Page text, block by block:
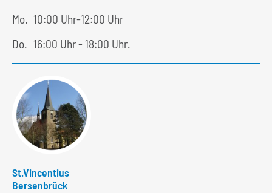
Mo. 10:00 Uhr-12:00 Uhr
Do. 16:00 Uhr - 18:00 Uhr.
St.Vincentius
Bersenbrück